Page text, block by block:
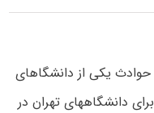
و حوادث یکی از دانشگاهای
دانشگاههای تهران در